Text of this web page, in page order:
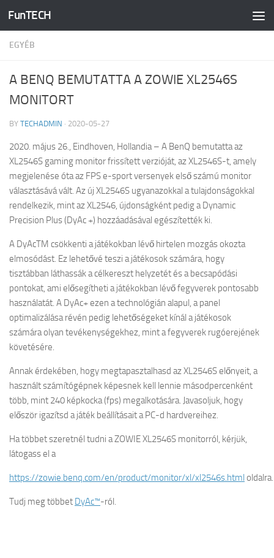
Skip to content
FunTECH
EGYÉB
A BENQ BEMUTATTA A ZOWIE XL2546S
MONITORT
BY TECHADMIN · 2020-05-27
2020. május 26., Eindhoven, Hollandia – A BenQ bemutatta az
XL2546S gaming monitor frissített verzióját, az XL2546S-t, amely
megjelenése óta az FPS e-sport versenyek első számú monitor
választásává vált. Az új XL2546S ugyanazokkal a tulajdonságokkal
rendelkezik, mint az XL2546, újdonságként pedig a Dynamic
Precision Plus (DyAc +) hozzáadásával egészítették ki.​​​​​​​
A DyAcTM csökkenti a játékokban lévő hirtelen mozgás okozta
elmosódást. Ez lehetővé teszi a játékosok számára, hogy
tisztábban láthassák a célkereszt helyzetét és a becsapódási
pontokat, ami elősegítheti a játékokban lévő fegyverek pontosabb
használatát. A DyAc+ ezen a technológián alapul, a panel
optimalizálása révén pedig lehetőségeket kínál a játékosok
számára olyan tevékenységekhez, mint a fegyverek rugóerejének
követésére.
Annak érdekében, hogy megtapasztalhasd az XL2546S előnyeit, a
használt számítógépnek képesnek kell lennie másodpercenként
több, mint 240 képkocka (fps) megalkotására. Javasoljuk, hogy
először igazítsd a játék beállításait a PC-d hardvereihez.
Ha többet szeretnél tudni a ZOWIE XL2546S monitorról, kérjük,
látogass el a
https://zowie.benq.com/en/product/monitor/xl/xl2546s.html oldalra.
Tudj meg többet DyAc™-ról.